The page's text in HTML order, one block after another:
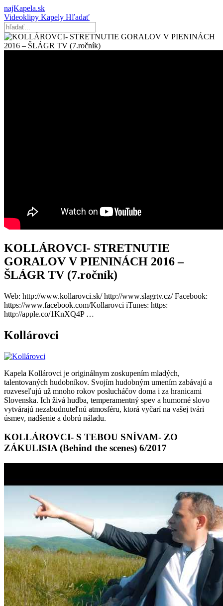
najKapela.sk
Videoklipy Kapely Hľadať
KOLLÁROVCI- STRETNUTIE
GORALOV V PIENINÁCH 2016 –
ŠLÁGR TV (7.ročník)
Web: http://www.kollarovci.sk/ http://www.slagrtv.cz/ Facebook:
https://www.facebook.com/Kollarovci iTunes: https:
http://apple.co/1KnXQ4P …
Kollárovci
Kapela Kollárovci je originálnym zoskupením mladých,
talentovaných hudobníkov. Svojím hudobným umením zabávajú a
rozveseľujú už mnoho rokov poslucháčov doma i za hranicami
Slovenska. Ich živá hudba, temperamentný spev a humorné slovo
vytvárajú nezabudnuteľnú atmosféru, ktorá vyčarí na vašej tvári
úsmev, nadšenie a dobrú náladu.
KOLLÁROVCI- S TEBOU SNÍVAM- ZO
ZÁKULISIA (Behind the scenes) 6/2017